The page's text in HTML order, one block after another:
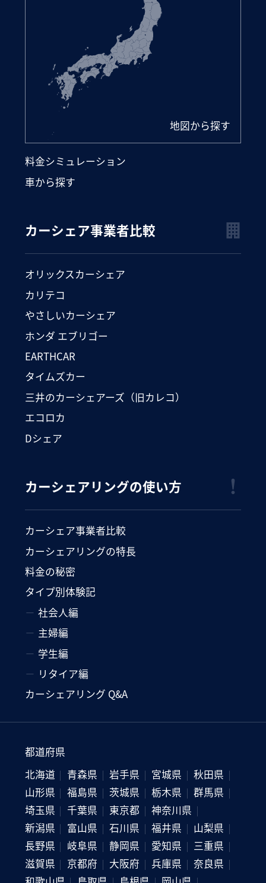
地図から探す
料金シミュレーション
車から探す
カーシェア事業者比較
オリックスカーシェア
カリテコ
やさしいカーシェア
ホンダ エブリゴー
EARTHCAR
タイムズカー
三井のカーシェアーズ（旧カレコ）
エコロカ
Dシェア
カーシェアリングの使い方
カーシェア事業者比較
カーシェアリングの特長
料金の秘密
タイプ別体験記
社会人編
主婦編
学生編
リタイア編
カーシェアリング Q&A
都道府県
北海道
青森県 岩手県 宮城県
秋田県
山形県
福島県 茨城県 栃木県
群馬県
埼玉県
千葉県 東京都
神奈川県
新潟県
富山県 石川県 福井県
山梨県
長野県
岐阜県 静岡県 愛知県
三重県
滋賀県
京都府 大阪府 兵庫県
奈良県